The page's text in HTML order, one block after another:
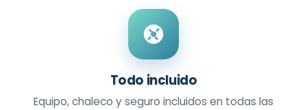
Todo incluido
Equipo, chaleco y seguro incluidos en todas las